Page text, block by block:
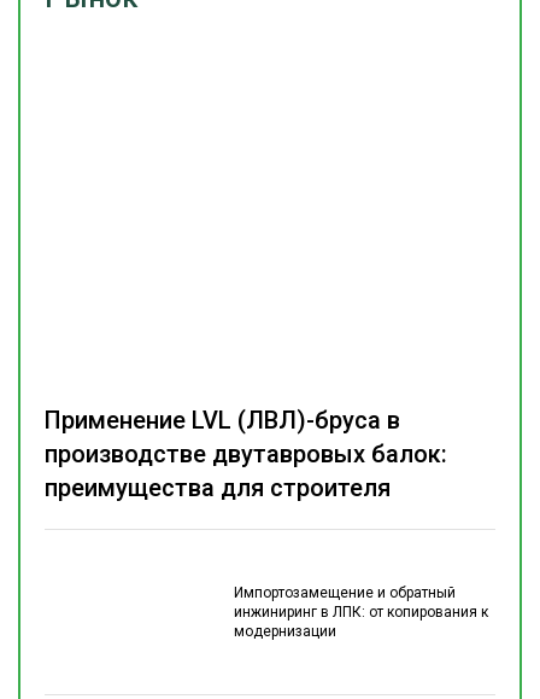
Импортозамещение и обратный
инжиниринг в ЛПК: от копирования к
модернизации
Применение LVL (ЛВЛ)-бруса в
производстве двутавровых балок:
преимущества для строителя